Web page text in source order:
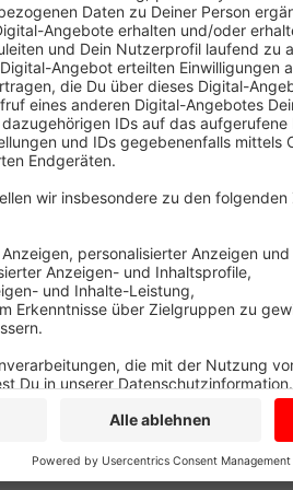
Und nicht nur das: Künstlerinnen und
unterstützen sich dadurch besser.
Werke in Geschäften präsentiert und
Erstmals gab es ein gemeinsames
Fest steht: Im kommenden Jahr soll
Anzeige